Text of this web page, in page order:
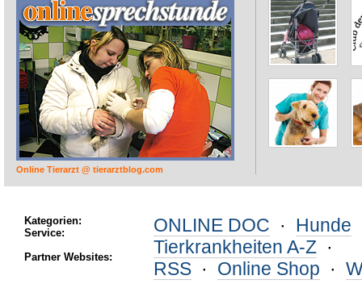
Online Tierarzt @ tierarztblog.com
Kategorien:
Service:
Partner Websites:
ONLINE DOC · Hunde
Tierkrankheiten A-Z ·
RSS · Online Shop ·